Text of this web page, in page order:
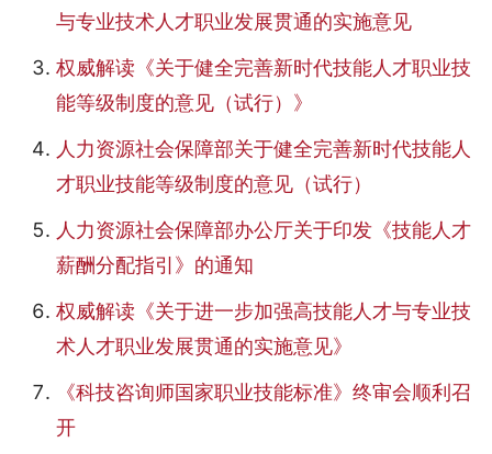
与专业技术人才职业发展贯通的实施意见
权威解读《关于健全完善新时代技能人才职业技
能等级制度的意见（试行）》
人力资源社会保障部关于健全完善新时代技能人
才职业技能等级制度的意见（试行）
人力资源社会保障部办公厅关于印发《技能人才
薪酬分配指引》的通知
权威解读《关于进一步加强高技能人才与专业技
术人才职业发展贯通的实施意见》
《科技咨询师国家职业技能标准》终审会顺利召
开